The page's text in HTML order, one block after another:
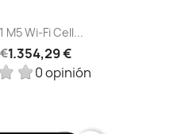
M5 Wi-Fi Cell...
1.354,29 €
0 opinión